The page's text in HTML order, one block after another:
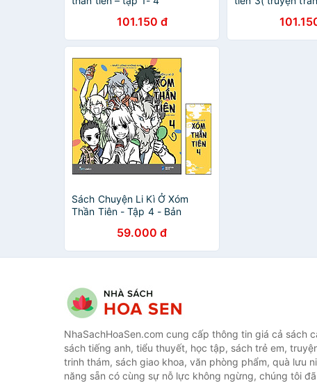
101.150 đ
Sách Chuyện Li Kì Ở Xóm
Thần Tiên - Tập 4 - Bản
Bookmark Thường)
59.000 đ
NhaSachHoaSen.com cung cấp thông tin giá cả sách
sách tiếng anh, tiểu thuyết, học tập, sách trẻ em,
trinh thám, sách giao khoa, văn phòng phẩm, quà lưu
năng sẵn có cùng sự nỗ lực không ngừng, chúng tôi